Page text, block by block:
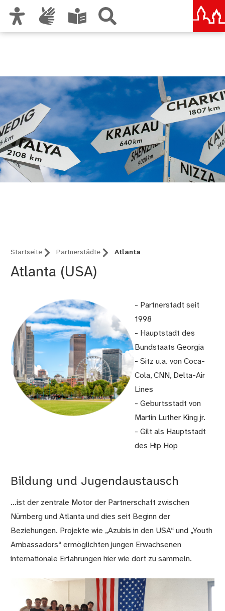
Startseite Partnerstädte Atlanta
Atlanta (USA)
- Partnerstadt seit
1998
- Hauptstadt des
Bundstaats Georgia
- Sitz u.a. von Coca-
Cola, CNN, Delta-Air
Lines
- Geburtsstadt von
Martin Luther King jr.
- Gilt als Hauptstadt
des Hip Hop
Bildung und Jugendaustausch
…ist der zentrale Motor der Partnerschaft zwischen
Nürnberg und Atlanta und dies seit Beginn der
Beziehungen. Projekte wie „Azubis in den USA“ und „Youth
Ambassadors“ ermöglichten jungen Erwachsenen
internationale Erfahrungen hier wie dort zu sammeln.